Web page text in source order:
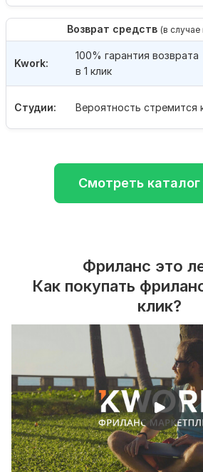
Возврат средств (в
Студии: Вероятность стремится
Kwork:
100% гарантия возврата
в 1 клик
Смотреть каталог
Фриланс это
Как покупать
клик?